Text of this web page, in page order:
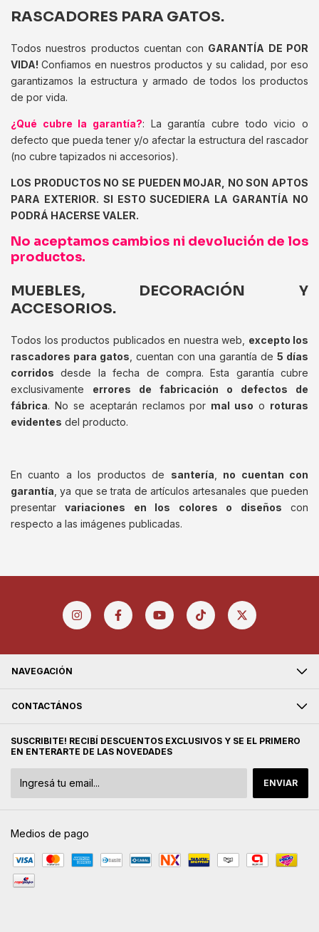
RASCADORES PARA GATOS.
Todos nuestros productos cuentan con GARANTÍA DE POR
VIDA! Confiamos en nuestros productos y su calidad, por eso
garantizamos la estructura y armado de todos los productos
de por vida.
¿Qué cubre la garantía?: La garantía cubre todo vicio o
defecto que pueda tener y/o afectar la estructura del rascador
(no cubre tapizados ni accesorios).
LOS PRODUCTOS NO SE PUEDEN MOJAR, NO SON APTOS
PARA EXTERIOR. SI ESTO SUCEDIERA LA GARANTÍA NO
PODRÁ HACERSE VALER.
No aceptamos cambios ni devolución de los
productos.
MUEBLES, DECORACIÓN Y
ACCESORIOS.
Todos los productos publicados en nuestra web, excepto los
rascadores para gatos , cuentan con una garantía de 5 días
corridos desde la fecha de compra. Esta garantía cubre
exclusivamente errores de fabricación o defectos de
fábrica. No se aceptarán reclamos por mal uso o roturas
evidentes del producto.
En cuanto a los productos de santería
no cuentan con
garantía , ya que se trata de artículos artesanales que pueden
presentarvariaciones en los colores o diseños con
respecto a las imágenes publicadas.
NAVEGACIÓN
CONTACTÁNOS
SUSCRIBITE! RECIBÍ DESCUENTOS EXCLUSIVOS Y SE EL PRIMERO
EN ENTERARTE DE LAS NOVEDADES
Medios de pago